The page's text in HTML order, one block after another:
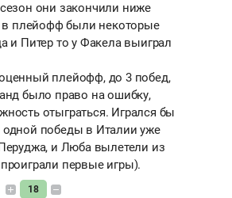
они закончили ниже
в плейофф были некоторые
и Питер то у Факела выиграл
плейофф, до 3 побед,
было право на ошибку,
отыграться. Игрался бы
победы в Италии уже
и Люба вылетели из
первые игры).
18